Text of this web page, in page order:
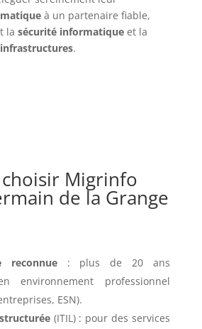
à un partenaire fiable,
la sécurité informatiqueet la
.
Migrinfo
de la Grange
reconnue: plus de 20 ans
environnement professionnel
ESN).
(ITIL) : pour des services